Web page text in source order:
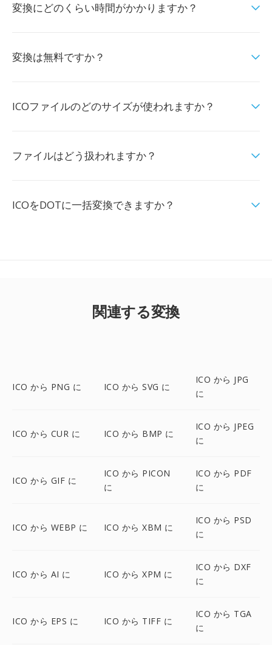
変換にどのくらい時間がかかりますか？
変換は無料ですか？
ICOファイルのどのサイズが使われますか？
ファイルはどう扱われますか？
ICOをDOTに一括変換できますか？
関連する変換
ICO から PNG に ICO から SVG に
ICO から JPG
に
ICO から CUR に ICO から BMP に
ICO から JPEG
に
ICO から GIF に
ICO から PICON
に
ICO から PDF
に
ICO から WEBP に ICO から XBM に
ICO から PSD
に
ICO から AI に ICO から XPM に
ICO から DXF
に
ICO から EPS に ICO から TIFF に
ICO から TGA
に